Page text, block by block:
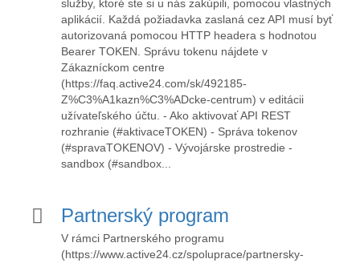
služby, ktoré ste si u nás zakúpili, pomocou vlastných
aplikácií. Každá požiadavka zaslaná cez API musí byť
autorizovaná pomocou HTTP headera s hodnotou
Bearer TOKEN. Správu tokenu nájdete v
Zákazníckom centre
(https://faq.active24.com/sk/492185-
Z%C3%A1kazn%C3%ADcke-centrum) v editácii
užívateľského účtu. - Ako aktivovať API REST
rozhranie (#aktivaceTOKEN) - Správa tokenov
(#spravaTOKENOV) - Vývojárske prostredie -
sandbox (#sandbox...
Partnerský program
V rámci Partnerského programu
(https://www.active24.cz/spoluprace/partnersky-